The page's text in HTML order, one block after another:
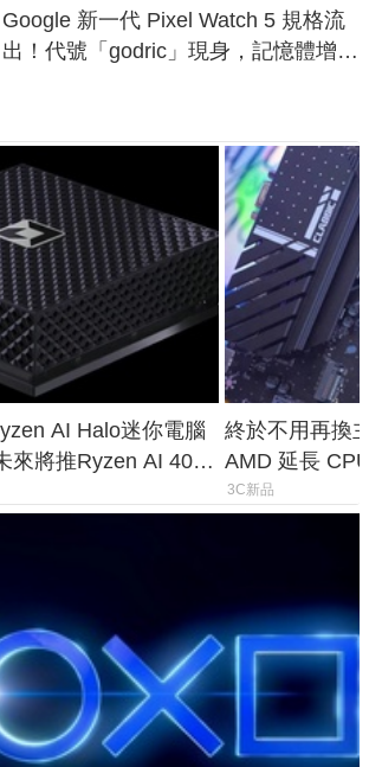
Google 新一代 Pixel Watch 5 規格流
出！代號「godric」現身，記憶體增強
AI Halo迷你電腦
來將推Ryzen AI 400
對應升級版
終於不用再換
AMD 延長
1954 至少能戰
3C新品